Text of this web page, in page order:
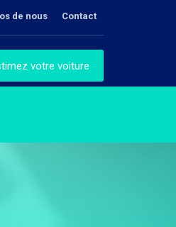
de nous Contact
votre voiture